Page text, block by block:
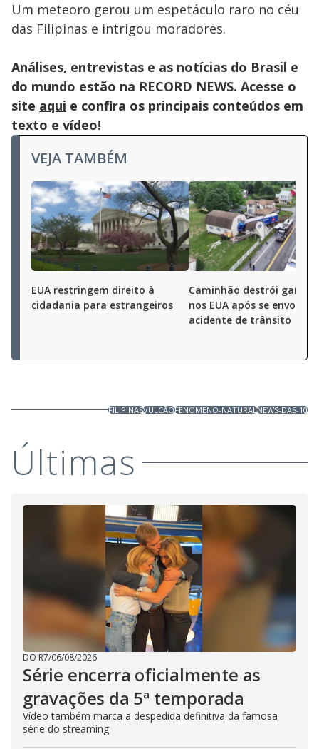
Um meteoro gerou um espetáculo raro no céu
das Filipinas e intrigou moradores.
Análises, entrevistas e as notícias do Brasil e
do mundo estão na RECORD NEWS. Acesse o
site aqui e confira os principais conteúdos em
texto e vídeo!
VEJA TAMBÉM
EUA restringem direito à
cidadania para estrangeiros
Caminhão destrói
nos EUA após se envolver
acidente de trânsito
FILIPINASVULCÃOFENOMENO-NATURALNEWS-DAS-10
Últimas
DO R7/06/08/2026
Série encerra oficialmente as
gravações da 5ª temporada
Vídeo também marca a despedida definitiva da famosa
série do streaming